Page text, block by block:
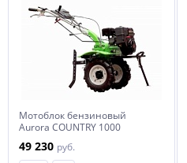
Мотоблок бензиновый
Aurora COUNTRY 1000
49 230 руб.